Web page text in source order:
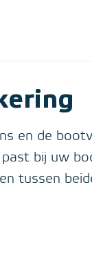
en de
bij uw
tussen